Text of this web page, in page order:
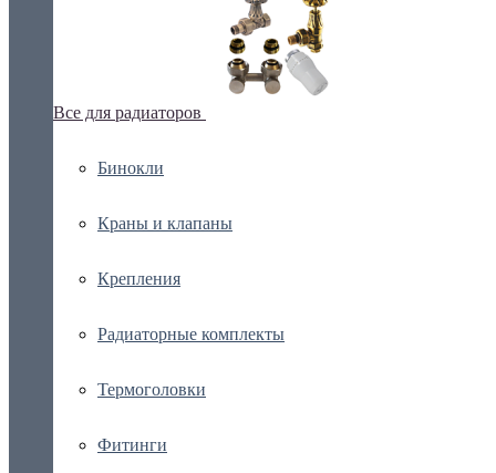
Все для радиаторов
Бинокли
Краны и клапаны
Крепления
Радиаторные комплекты
Термоголовки
Фитинги